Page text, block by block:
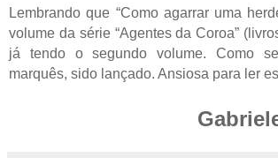
Lembrando que “Como agarrar uma
volume da série “Agentes da Coroa”
já tendo o segundo volume. Como
marquês, sido lançado. Ansiosa para ler